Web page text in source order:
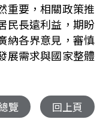
重要，相關政策推
民長遠利益，期盼
納各界意見，審慎
展需求與國家整體
覽 回上頁